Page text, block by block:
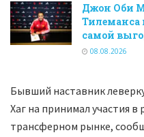
Джон Оби
Тилеманса
самой
08.08.2026
Бывший наставник
Хаг на принимал участия
трансферном рынке,